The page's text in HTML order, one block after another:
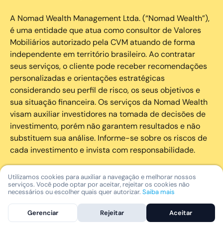
A Nomad Wealth Management Ltda. (“Nomad Wealth”),
é uma entidade que atua como consultor de Valores
Mobiliários autorizado pela CVM atuando de forma
independente em território brasileiro. Ao contratar
seus serviços, o cliente pode receber recomendações
personalizadas e orientações estratégicas
considerando seu perfil de risco, os seus objetivos e
sua situação financeira. Os serviços da Nomad Wealth
visam auxiliar investidores na tomada de decisões de
investimento, porém não garantem resultados e não
substituem sua análise. Informe-se sobre os riscos de
cada investimento e invista com responsabilidade.
As marcas registradas, logotipos e marcas de serviço
que aparecem nos Serviços, incluindo, mas não se
limitando à marca registrada “Nomad” são marcas
registradas e marcas de serviço da Nomad. Outros
nomes de empresas, nomes de produtos e nomes de
Utilizamos cookies para auxiliar a navegação e melhorar nossos
serviços. Você pode optar por aceitar, rejeitar os cookies não
necessários ou escolher quais quer autorizar. Saiba mais
Gerenciar Rejeitar Aceitar